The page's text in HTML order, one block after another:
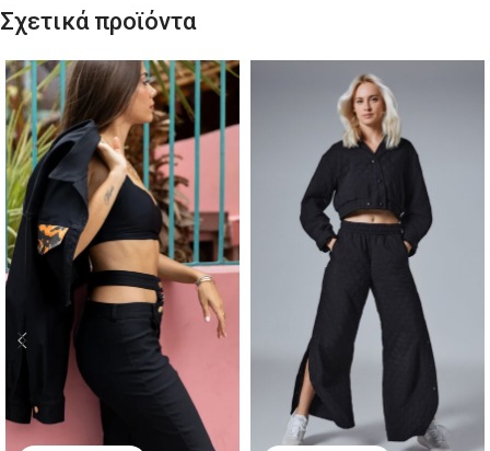
Σχετικά προϊόντα